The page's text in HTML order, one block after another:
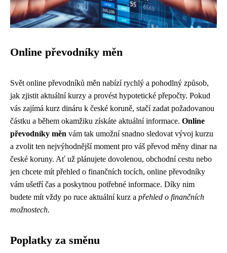
Online převodníky měn
Svět online převodníků měn nabízí rychlý a pohodlný způsob,
jak zjistit aktuální kurzy a provést hypotetické přepočty. Pokud
vás zajímá kurz dináru k české koruně, stačí zadat požadovanou
částku a během okamžiku získáte aktuální informace. Online
převodníky měn vám tak umožní snadno sledovat vývoj kurzu
a zvolit ten nejvýhodnější moment pro váš převod měny dinar na
české koruny. Ať už plánujete dovolenou, obchodní cestu nebo
jen chcete mít přehled o finančních tocích, online převodníky
vám ušetří čas a poskytnou potřebné informace. Díky nim
budete mít vždy po ruce aktuální kurz a přehled o finančních
možnostech.
Poplatky za směnu